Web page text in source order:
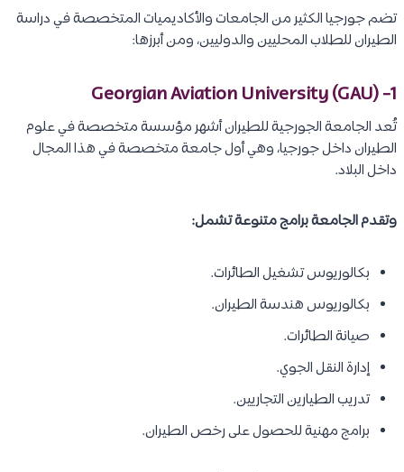
تضم جورجيا الكثير من الجامعات والأكاديميات المتخصصة في دراسة
الطيران للطلاب المحليين والدوليين، ومن أبرزها:
1- Georgian Aviation University (GAU)
تُعد الجامعة الجورجية للطيران أشهر مؤسسة متخصصة في علوم
الطيران داخل جورجيا، وهي أول جامعة متخصصة في هذا المجال
داخل البلاد.
وتقدم الجامعة برامج متنوعة تشمل:
بكالوريوس تشغيل الطائرات.
بكالوريوس هندسة الطيران.
صيانة الطائرات.
إدارة النقل الجوي.
تدريب الطيارين التجاريين.
برامج مهنية للحصول على رخص الطيران.